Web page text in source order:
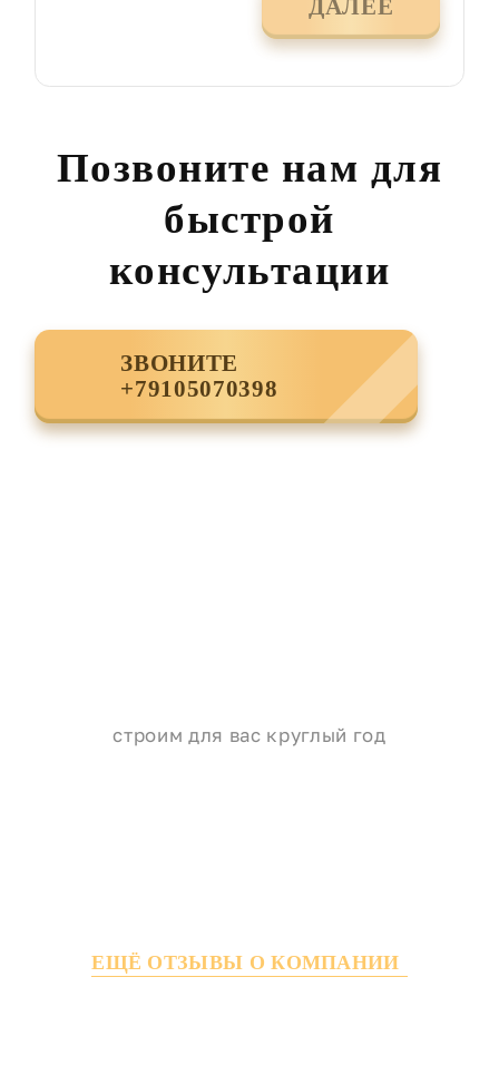
ДАЛЕЕ
Позвоните нам для
быстрой
консультации
ЗВОНИТЕ
+79105070398
строим для вас круглый год
ЕЩЁ ОТЗЫВЫ О КОМПАНИИ